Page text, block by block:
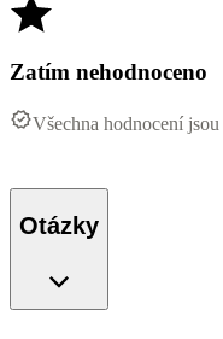
Zatím nehodnoceno
Všechna hodnocení jsou
Otázky